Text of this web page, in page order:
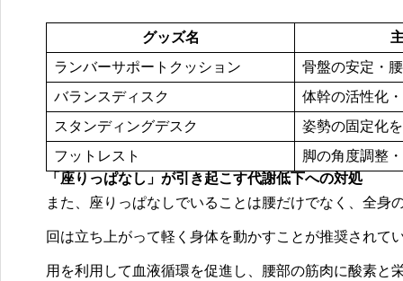
グッズ名
ランバーサポートクッション
骨盤の安定・
バランスディスク
体幹の活性化
スタンディングデスク
姿勢の固定化
フットレスト
脚の角度調整
「座りっぱなし」が引き起こす代謝低下への対処
また、座りっぱなしでいることは腰だけでなく、全
回は立ち上がって軽く身体を動かすことが推奨され
用を利用して血液循環を促進し、腰部の筋肉に酸素